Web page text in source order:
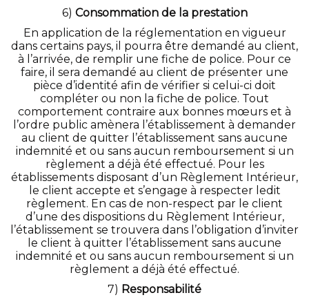
6) Consommation de la prestation
En application de la réglementation en vigueur
dans certains pays, il pourra être demandé au client,
à l’arrivée, de remplir une fiche de police. Pour ce
faire, il sera demandé au client de présenter une
pièce d’identité afin de vérifier si celui-ci doit
compléter ou non la fiche de police. Tout
comportement contraire aux bonnes mœurs et à
l’ordre public amènera l’établissement à demander
au client de quitter l’établissement sans aucune
indemnité et ou sans aucun remboursement si un
règlement a déjà été effectué. Pour les
établissements disposant d’un Règlement Intérieur,
le client accepte et s’engage à respecter ledit
règlement. En cas de non-respect par le client
d’une des dispositions du Règlement Intérieur,
l’établissement se trouvera dans l’obligation d’inviter
le client à quitter l’établissement sans aucune
indemnité et ou sans aucun remboursement si un
règlement a déjà été effectué.
7) Responsabilité